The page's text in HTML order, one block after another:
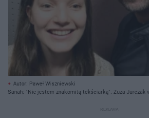
Autor: Paweł Wiszniewski
Sanah: "Nie jestem znakomitą tekściarką". Zuza Jurczak